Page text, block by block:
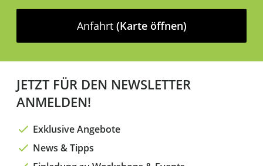
Anfahrt (Karte öffnen)
JETZT FÜR DEN NEWSLETTER
ANMELDEN!
Exklusive Angebote
News & Tipps